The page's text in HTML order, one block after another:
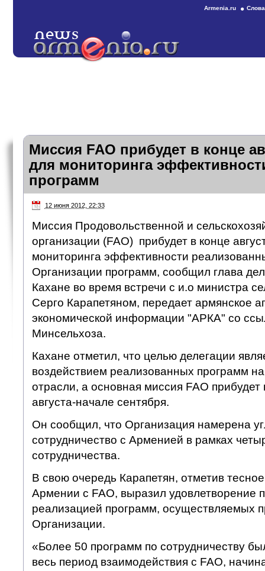
Armenia.ru
Миссия FAO прибудет в конце
для мониторинга
программ
12 июня 2012, 22:33
Миссия Продовольственной и
организации (FAO) прибудет в конце
мониторинга эффективности
Организации программ, сообщил глава
Кахане во время встречи с и.о министра
Серго Карапетяном, передает армянское
экономической информации "АРКА" со
Минсельхоза.
Кахане отметил, что целью делегации
воздействием реализованных программ
отрасли, а основная миссия FAO
августа-начале сентября.
Он сообщил, что Организация намерена
сотрудничество с Арменией в рамках
сотрудничества.
В свою очередь Карапетян, отметив
Армении с FAO, выразил удовлетворение
реализацией программ, осуществляемых
Организации.
«Более 50 программ по сотрудничеству
весь период взаимодействия с FAO,